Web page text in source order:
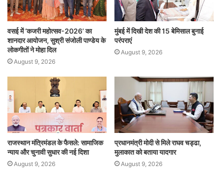
वसई में ‘कजरी महोत्सव-2026’ का
शानदार आयोजन, सुश्री संजोली पाण्डेय के
लोकगीतों ने मोहा दिल
August 9, 2026
मुंबई में दिखी देश की 15 बेमिसाल बुनाई
परंपराएं
August 9, 2026
राजस्थान मंत्रिमंडल के फैसले: सामाजिक
न्याय और चुनावी सुधार की नई दिशा
August 9, 2026
प्रधानमंत्री मोदी से मिले राघव चड्ढा,
मुलाकात को बताया यादगार
August 9, 2026